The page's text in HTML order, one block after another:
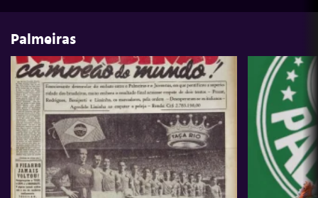
Palmeiras